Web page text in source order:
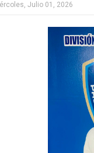
Julio 01, 2026